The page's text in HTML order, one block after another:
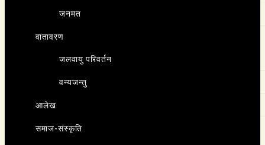
जनमत
वातावरण
जलवायु परिवर्तन
वन्यजन्तु
आलेख
समाज-संस्कृति